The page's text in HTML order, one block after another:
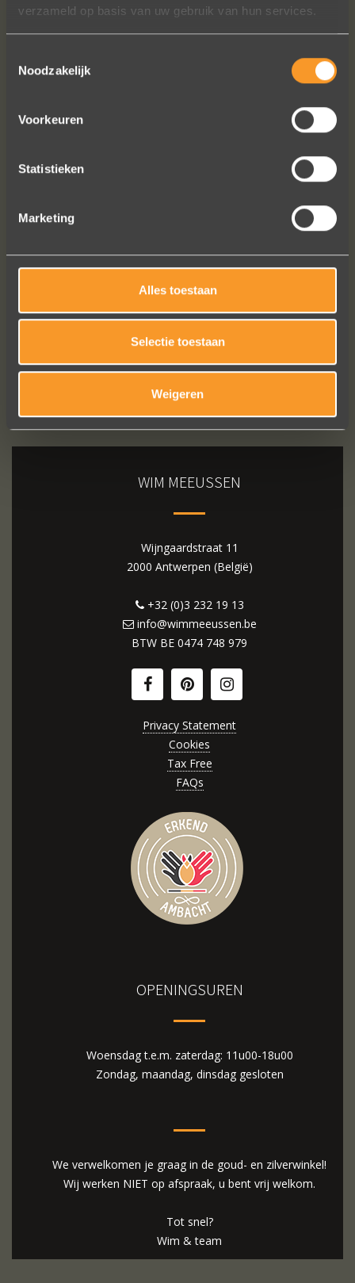
verzameld op basis van uw gebruik van hun services.
Noodzakelijk
Voorkeuren
Statistieken
Marketing
Alles toestaan
Selectie toestaan
Weigeren
keuze en correcte prijzen! We werden
Bekijk al onze reviews
WIM MEEUSSEN
Wijngaardstraat 11
2000 Antwerpen (België)
+32 (0)3 232 19 13
info@wimmeeussen.be
BTW BE 0474 748 979
Privacy Statement
Cookies
Tax Free
FAQs
OPENINGSUREN
Woensdag t.e.m. zaterdag: 11u00-18u00
Zondag, maandag, dinsdag gesloten
We verwelkomen je graag in de goud- en zilverwinkel!
Wij werken NIET op afspraak, u bent vrij welkom.
Tot snel?
Wim & team